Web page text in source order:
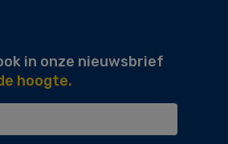
in onze nieuwsbrief
hoogte.